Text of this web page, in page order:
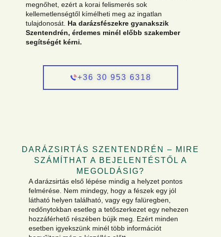
megnőhet, ezért a korai felismerés sok
kellemetlenségtől kímélheti meg az ingatlan
tulajdonosát. Ha darázsfészekre gyanakszik
Szentendrén, érdemes minél előbb szakember
segítségét kérni.
+36 30 953 6318
DARÁZSIRTÁS SZENTENDRÉN – MIRE
SZÁMÍTHAT A BEJELENTÉSTŐL A
MEGOLDÁSIG?
A darázsirtás első lépése mindig a helyzet pontos
felmérése. Nem mindegy, hogy a fészek egy jól
látható helyen található, vagy egy falüregben,
redőnytokban esetleg a tetőszerkezet egy nehezen
hozzáférhető részében bújik meg. Ezért minden
esetben igyekszünk minél több információt